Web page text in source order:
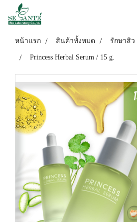
หน้าแรก สินค้าทั้งหมด รักษาสิว
Princess Herbal Serum / 15 g.